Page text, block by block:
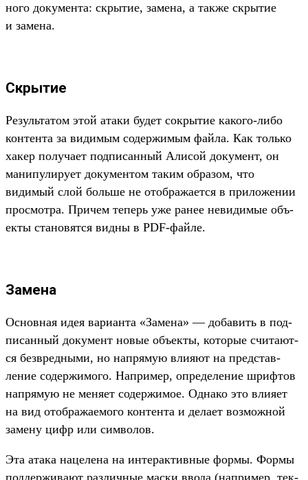
ного докумен­та: скры­тие, замена, а так­же скры­тие
и замена.
Скрытие
Ре­зуль­татом этой ата­ки будет сок­рытие какого‑либо
кон­тента за видимым содер­жимым фай­ла. Как толь­ко
хакер получа­ет под­писан­ный Али­сой документ, он
манипу­лиру­ет докумен­том таким обра­зом, что
видимый слой боль­ше не отоб­ража­ется в при­ложе­нии
прос­мотра. При­чем теперь уже ранее невиди­мые объ­
екты ста­новят­ся вид­ны в PDF-фай­ле.
Замена
Ос­новная идея вари­анта «Замена» — добавить в под­
писан­ный документ новые объ­екты, которые счи­тают­
ся без­вред­ными, но нап­рямую вли­яют на пред­став­
ление содер­жимого. Нап­ример, опре­деле­ние шриф­тов
нап­рямую не меня­ет содер­жимое. Одна­ко это вли­яет
на вид отоб­ража­емо­го кон­тента и дела­ет воз­можной
замену цифр или сим­волов.
Эта ата­ка нацеле­на на инте­рак­тивные фор­мы. Фор­мы